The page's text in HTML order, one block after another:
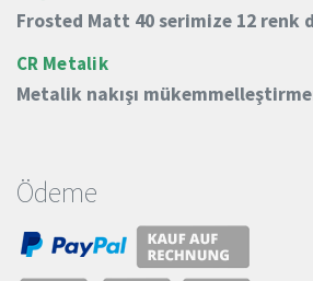
Ödeme
Frosted Matt 40 serimize 12 renk
CR Metalik
Metalik nakışı